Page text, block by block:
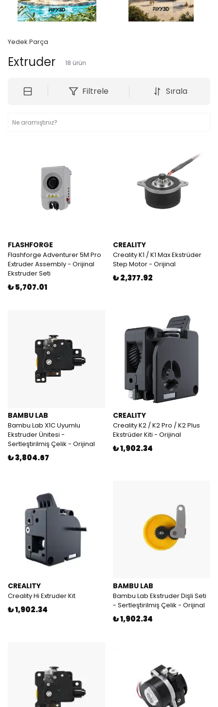
Yedek Parça
Extruder 18 ürün
Filtrele Sırala
FLASHFORGE
Flashforge Adventurer 5M Pro
Extruder Assembly - Orijinal
Ekstruder Seti
₺ 5,707.01
CREALITY
Creality K1 / K1 Max Ekstrüder
Step Motor - Orijinal
₺ 2,377.92
BAMBU LAB
Bambu Lab X1C Uyumlu
Ekstruder Ünitesi -
Sertleştirilmiş Çelik - Orijinal
₺ 3,804.67
CREALITY
Creality K2 / K2 Pro / K2 Plus
Ekstrüder Kiti - Orijinal
₺ 1,902.34
CREALITY
Creality Hi Extruder Kit
₺ 1,902.34
BAMBU LAB
Bambu Lab Ekstruder Dişli Seti
- Sertleştirilmiş Çelik - Orijinal
₺ 1,902.34